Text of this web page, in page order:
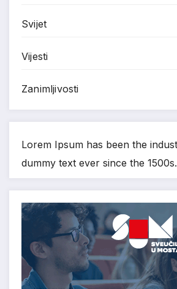
Svijet
Vijesti
Zanimljivosti
Lorem Ipsum has been the
dummy text ever since the 1500s.